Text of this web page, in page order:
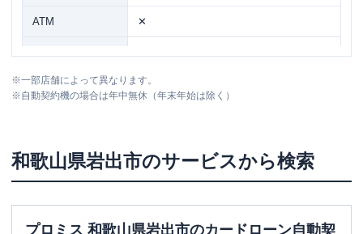
ATM ✕
住所 和歌山県岩出市備前４７番地の１ ２Ｆ
※一部店舗によって異なります。
※自動契約機の場合は年中無休（年末年始は除く）
和歌山県岩出市のサービスから検索
プロミス 和歌山県岩出市のカードローン自動契